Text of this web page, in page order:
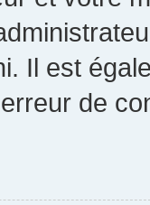
Il est
de